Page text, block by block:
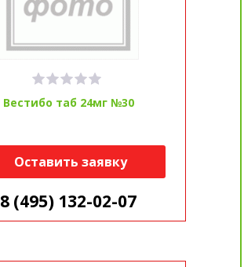
Вестибо таб 24мг №30
Оставить заявку
8 (495) 132-02-07